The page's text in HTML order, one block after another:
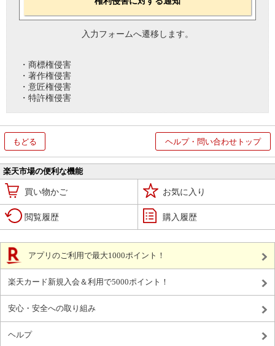
入力フォームへ遷移します。
・商標権侵害
・著作権侵害
・意匠権侵害
・特許権侵害
もどる ヘルプ・問い合わせトップ
楽天市場の便利な機能
買い物かご お気に入り
閲覧履歴 購入履歴
アプリのご利用で最大1000ポイント！
楽天カード新規入会＆利用で5000ポイント！
安心・安全への取り組み
ヘルプ